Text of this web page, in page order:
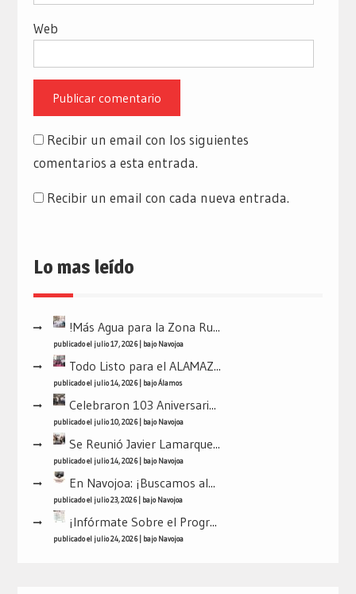
Web
Recibir un email con los siguientes
comentarios a esta entrada.
Recibir un email con cada nueva entrada.
Lo mas leído
!Más Agua para la Zona Ru...
publicado el julio 17, 2026| bajoNavojoa
Todo Listo para el ALAMAZ...
publicado el julio 14, 2026| bajoÁlamos
Celebraron 103 Aniversari...
publicado el julio 10, 2026| bajoNavojoa
Se Reunió Javier Lamarque...
publicado el julio 14, 2026| bajoNavojoa
En Navojoa: ¡Buscamos al...
publicado el julio 23, 2026| bajoNavojoa
¡Infórmate Sobre el Progr...
publicado el julio 24, 2026| bajoNavojoa